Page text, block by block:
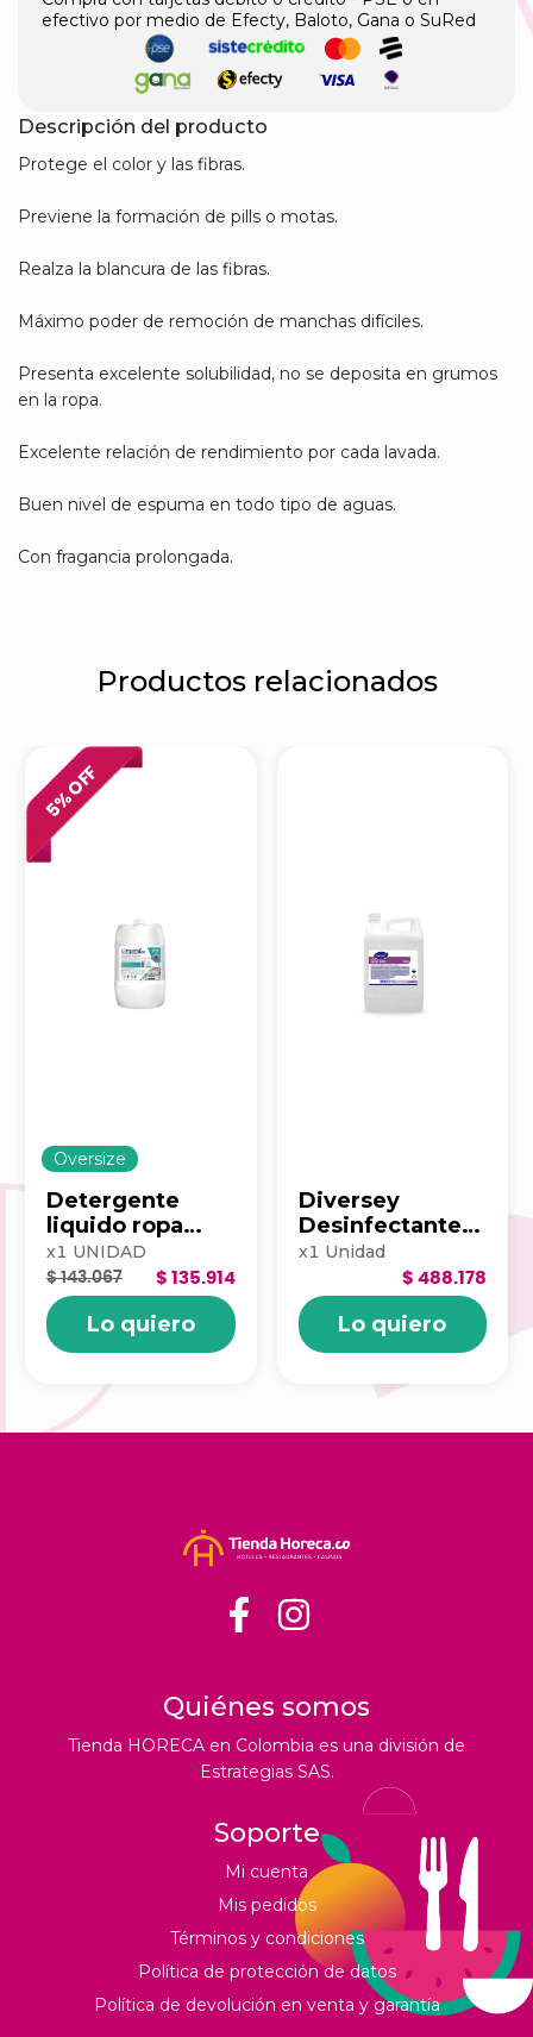
efectivo por medio de Efecty, Baloto, Gana o SuRed
Descripción del producto
Protege el color y las fibras.
Previene la formación de pills o motas.
Realza la blancura de las fibras.
Máximo poder de remoción de manchas difíciles.
Presenta excelente solubilidad, no se deposita en grumos
en la ropa.
Excelente relación de rendimiento por cada lavada.
Buen nivel de espuma en todo tipo de aguas.
Con fragancia prolongada.
Productos relacionados
5
% OFF
Oversize
Detergente
liquido ropa
blancox pro
floral 20lt
100340258
x1 UNIDAD
$ 135.914
$ 143.067
Lo quiero
Diversey
Desinfectante
Suma Eden 5 Lt
x1 Unidad
$ 488.178
Lo quiero
Quiénes somos
Tienda HORECA en Colombia es una división de
Estrategias SAS.
Soporte
Mi cuenta
Mis pedidos
Términos y condiciones
Política de protección de datos
Política de devolución en venta y garantía